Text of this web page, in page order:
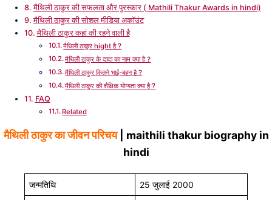
मैथिली ठाकुर की सफलता और पुरस्कार ( Mathili Thakur Awards in hindi)
मैथिली ठाकुर की सोशल मीडिया अकॉउंट
मैथिली ठाकुर कहां की रहने वाली है
मैथिली ठाकुर hight है ?
मैथिली ठाकुर के दादा का नाम क्या है ?
मैथिली ठाकुर कितने भाई-बहन है ?
मैथिली ठाकुर की शैक्षिक योग्यता क्या है ?
FAQ
Related
मैथिली ठाकुर का जीवन परिचय| maithili thakur biography in
hindi
जन्मतिथि 25 जुलाई 2000